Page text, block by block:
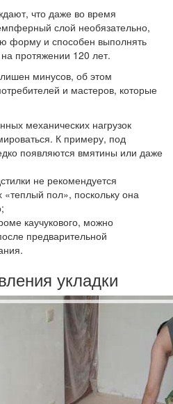
что даже во время
слой необязательно,
форму и способен выполнять
протяжении 120 лет.
минусов, об этом
и мастеров, которые
механических нагрузок
К примеру, под
появляются вмятины или даже
не рекомендуется
«теплый пол», поскольку она
каучукового, можно
предварительной
укладки